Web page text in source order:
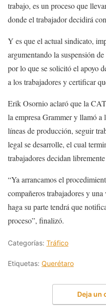
trabajo, es un proceso que
donde el trabajador decidirá
Y es que el actual sindicato,
argumentando la suspensión
por lo que se solicitó el apoyo
a los trabajadores y certificar
Erik Osornio aclaró que la
la empresa Grammer y llamó a
líneas de producción, seguir
legal se desarrolle, el cual
trabajadores decidan
“Ya arrancamos el
compañeros trabajadores y
haga su parte tendrá que
proceso”, finalizó.
Categorías: Tráfico
Etiquetas: Querétaro
Deja un